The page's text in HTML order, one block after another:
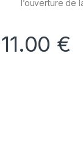
l’ouverture de
11.00 €